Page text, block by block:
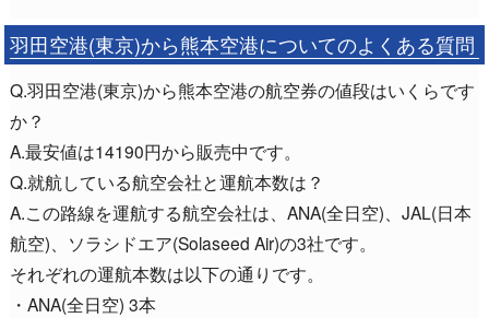
羽田空港(東京)から熊本空港についてのよくある質問
Q.羽田空港(東京)から熊本空港の航空券の値段はいくらです
か？
A.最安値は14190円から販売中です。
Q.就航している航空会社と運航本数は？
A.この路線を運航する航空会社は、ANA(全日空)、JAL(日本
航空)、ソラシドエア(Solaseed Air)の3社です。
それぞれの運航本数は以下の通りです。
・ANA(全日空) 3本